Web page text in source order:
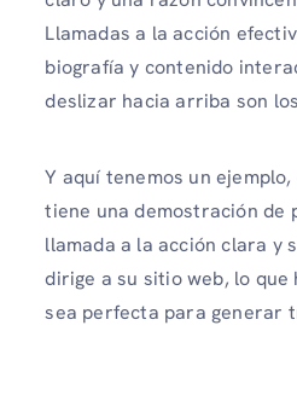
Llamadas a la acción
biografía y contenido
deslizar hacia arriba son
Y aquí tenemos un
tiene una demostración de
llamada a la acción clara y
dirige a su sitio web, lo
sea perfecta para generar